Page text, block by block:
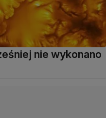
nie wykonano